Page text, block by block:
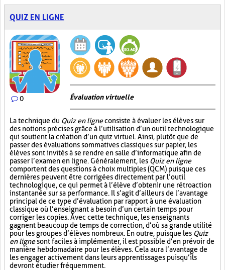
QUIZ EN LIGNE
0 Évaluation virtuelle
La technique du Quiz en ligneconsiste à évaluer les élèves sur
des notions précises grâce à l’utilisation d’un outil technologique
qui soutient la création d’un quiz virtuel. Ainsi, plutôt que de
passer des évaluations sommatives classiques sur papier, les
élèves sont invités à se rendre en salle d’informatique afin de
passer l’examen en ligne. Généralement, les Quiz en ligne
comportent des questions à choix multiples (QCM) puisque ces
dernières peuvent être corrigées directement par l’outil
technologique, ce qui permet à l’élève d’obtenir une rétroaction
instantanée sur sa performance. Il s’agit d’ailleurs de l’avantage
principal de ce type d’évaluation par rapport à une évaluation
classique où l’enseignant a besoin d’un certain temps pour
corriger les copies. Avec cette technique, les enseignants
gagnent beaucoup de temps de correction, d’où sa grande utilité
pour les groupes d’élèves nombreux. En outre, puisque les Quiz
en lignesont faciles à implémenter, il est possible d’en prévoir de
manière hebdomadaire pour les élèves. Cela aura l’avantage de
les engager activement dans leurs apprentissages puisqu’ils
devront étudier fréquemment.